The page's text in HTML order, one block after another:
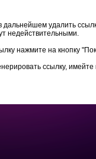
дальнейшем удалить
недействительными.
нажмите на кнопку
ссылку,